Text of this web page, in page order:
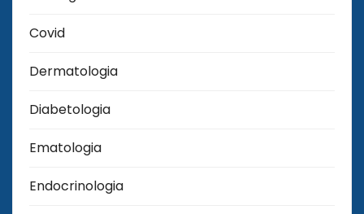
Covid
Dermatologia
Diabetologia
Ematologia
Endocrinologia